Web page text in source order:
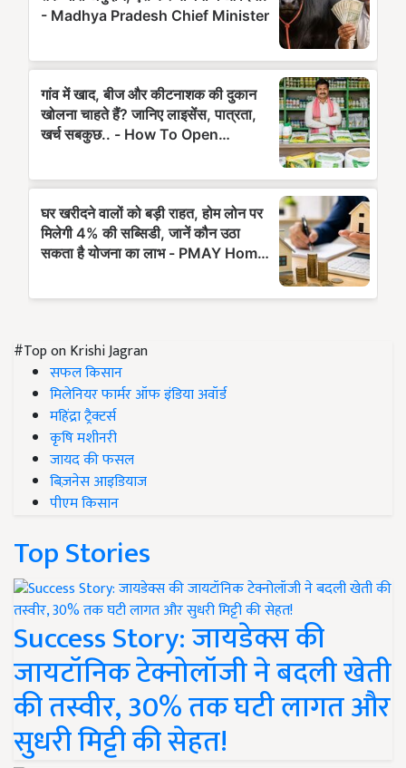
#Top on Krishi Jagran
सफल किसान
मिलेनियर फार्मर ऑफ इंडिया अवॉर्ड
महिंद्रा ट्रैक्टर्स
कृषि मशीनरी
जायद की फसल
बिज़नेस आइडियाज
पीएम किसान
Top Stories
Success Story: जायडेक्स की
जायटॉनिक टेक्नोलॉजी ने बदली खेती
की तस्वीर, 30% तक घटी लागत और
सुधरी मिट्टी की सेहत!